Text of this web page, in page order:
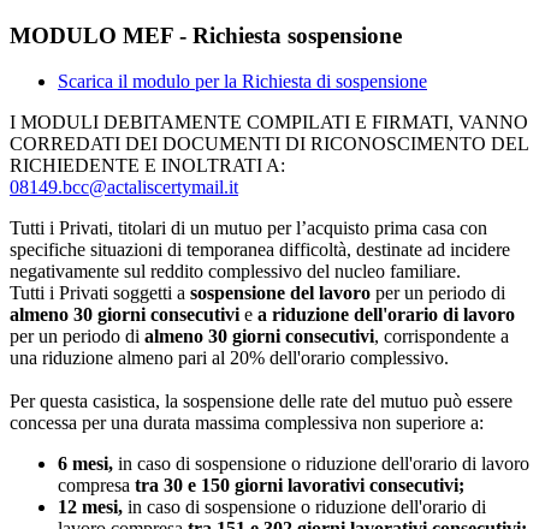
MODULO MEF - Richiesta sospensione
Scarica il modulo per la Richiesta di sospensione
I MODULI DEBITAMENTE COMPILATI E FIRMATI, VANNO
CORREDATI DEI DOCUMENTI DI RICONOSCIMENTO DEL
RICHIEDENTE E INOLTRATI A:
08149.bcc@actaliscertymail.it
Tutti i Privati, titolari di un mutuo per l’acquisto prima casa con
specifiche situazioni di temporanea difficoltà, destinate ad incidere
negativamente sul reddito complessivo del nucleo familiare.
Tutti i Privati soggetti a sospensione del lavoro per un periodo di
almeno 30 giorni consecutivi e a riduzione dell'orario di lavoro
per un periodo di almeno 30 giorni consecutivi, corrispondente a
una riduzione almeno pari al 20% dell'orario complessivo.
Per questa casistica, la sospensione delle rate del mutuo può essere
concessa per una durata massima complessiva non superiore a:
6 mesi, in caso di sospensione o riduzione dell'orario di lavoro
compresa tra 30 e 150 giorni lavorativi consecutivi;
12 mesi, in caso di sospensione o riduzione dell'orario di